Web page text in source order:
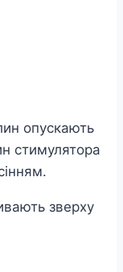
опускають
стимулятора
зверху